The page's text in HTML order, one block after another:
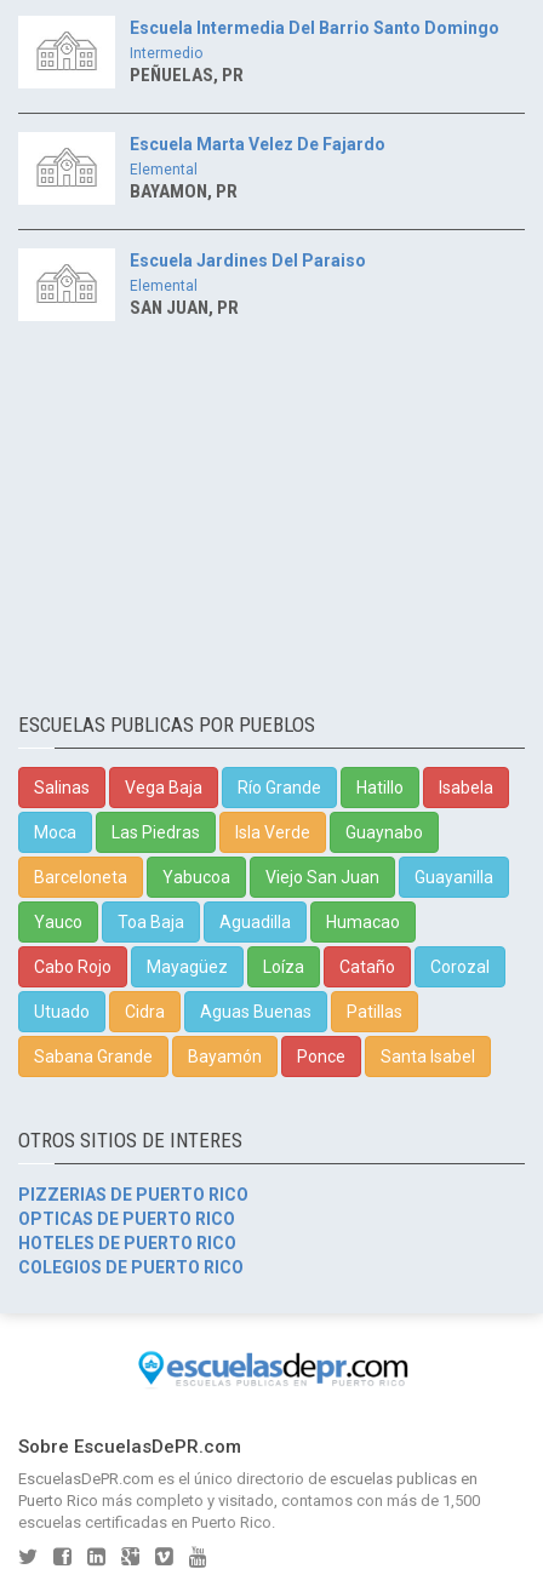
Escuela Intermedia Del Barrio Santo Domingo
Intermedio
PEÑUELAS, PR
Escuela Marta Velez De Fajardo
Elemental
BAYAMON, PR
Escuela Jardines Del Paraiso
Elemental
SAN JUAN, PR
ESCUELAS PUBLICAS POR PUEBLOS
Salinas Vega Baja Río Grande Hatillo Isabela
Moca Las Piedras Isla Verde Guaynabo
Barceloneta Yabucoa Viejo San Juan Guayanilla
Yauco Toa Baja Aguadilla Humacao
Cabo Rojo Mayagüez Loíza Cataño Corozal
Utuado Cidra Aguas Buenas Patillas
Sabana Grande Bayamón Ponce Santa Isabel
OTROS SITIOS DE INTERES
PIZZERIAS DE PUERTO RICO
OPTICAS DE PUERTO RICO
HOTELES DE PUERTO RICO
COLEGIOS DE PUERTO RICO
Sobre EscuelasDePR.com
EscuelasDePR.com es el único directorio de escuelas publicas en
Puerto Rico más completo y visitado, contamos con más de 1,500
escuelas certificadas en Puerto Rico.